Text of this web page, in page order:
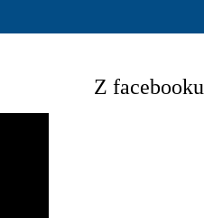
Z facebooku